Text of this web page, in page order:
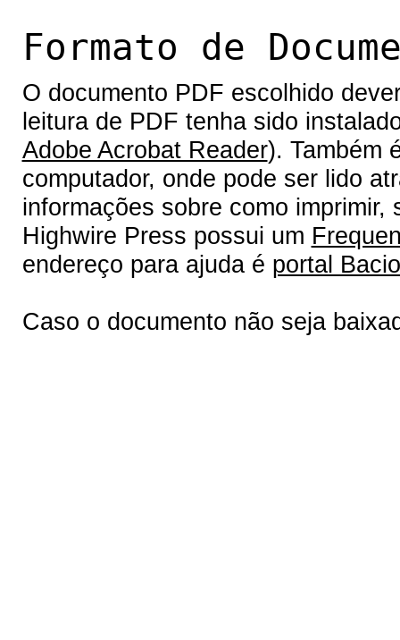
Formato de
O documento PDF escolhido
leitura de PDF tenha sido
Adobe Acrobat Reader). Também
computador, onde pode ser lido
informações sobre como
Highwire Press possui um
endereço para ajuda é portal
Caso o documento não seja